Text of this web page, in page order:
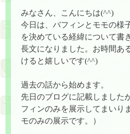
みなさん、こんにちは(^^)
今日は、バフィンとモモの様
を決めている経緯について書
長文になりました。お時間あ
けると嬉しいです(^^)
過去の話から始めます。
先日のブログに記載しました
フィンのみを展示してまいり
モのみの展示です。）